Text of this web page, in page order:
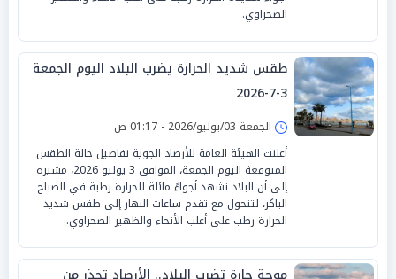
الصحراوي.
طقس شديد الحرارة يضرب البلاد اليوم الجمعة
3-7-2026
الجمعة 03/يوليو/2026 - 01:17 ص
أعلنت الهيئة العامة للأرصاد الجوية تفاصيل حالة الطقس
المتوقعة اليوم الجمعة، الموافق 3 يوليو 2026، مشيرة
إلى أن البلاد تشهد أجواءً مائلة للحرارة رطبة في الصباح
الباكر، لتتحول مع تقدم ساعات النهار إلى طقس شديد
الحرارة رطب على أغلب الأنحاء والظهير الصحراوي.